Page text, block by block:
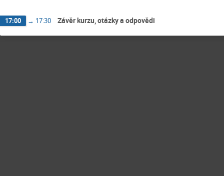
17:00 → 17:30 Závěr kurzu, otázky a odpovědi